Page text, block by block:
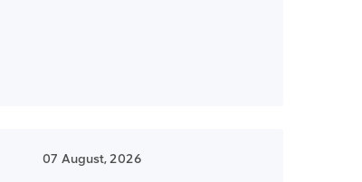
07 August, 2026